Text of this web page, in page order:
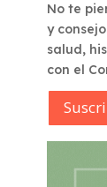
No te
y
salud,
con el